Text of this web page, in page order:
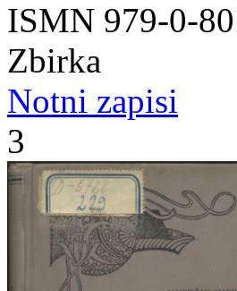
ISMN 979-0-
Zbirka
Notni zapisi
3